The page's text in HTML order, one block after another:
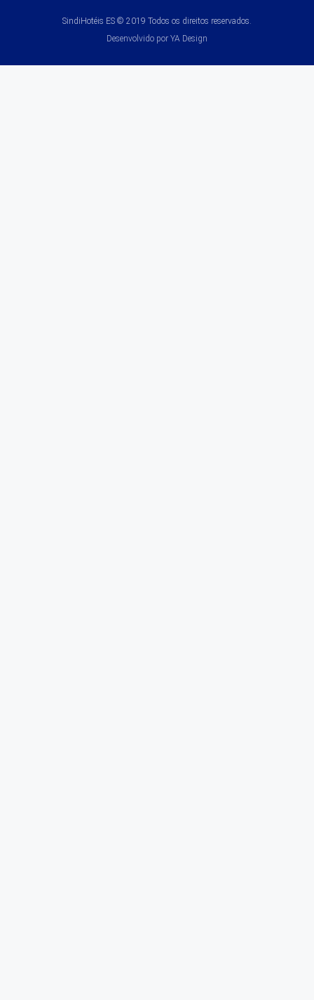
SindiHotéis ES © 2019 Todos os direitos reservados.
Desenvolvido por YA Design